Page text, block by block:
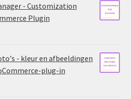
- Customization
Plugin
- kleur en afbeeldingen
plug-in